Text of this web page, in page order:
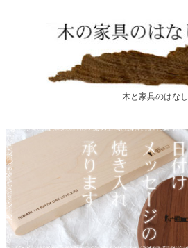
木と家具のはなし